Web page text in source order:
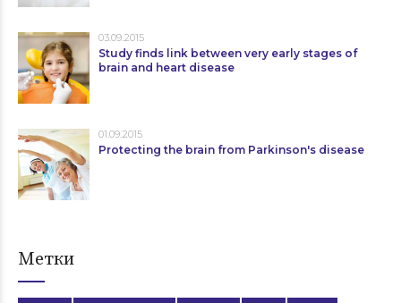
03.09.2015
Study finds link between very early stages of
brain and heart disease
01.09.2015
Protecting the brain from Parkinson's disease
Метки